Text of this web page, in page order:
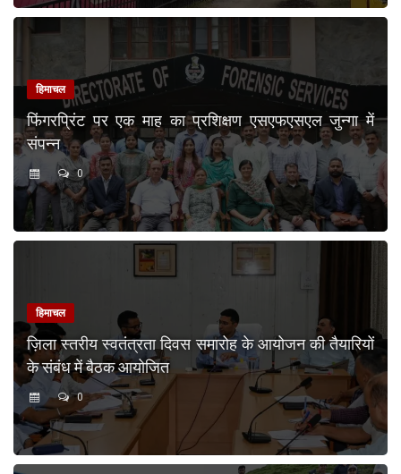
हिमाचल
फिंगरप्रिंट पर एक माह का प्रशिक्षण एसएफएसएल जुन्गा में
संपन्न
0
हिमाचल
ज़िला स्तरीय स्वतंत्रता दिवस समारोह के आयोजन की तैयारियों
के संबंध में बैठक आयोजित
0